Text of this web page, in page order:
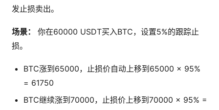
发止损卖出。
场景：
你在60000 USDT买入BTC，设置5%的跟踪止
损。
BTC涨到65000，止损价自动上移到65000 × 95%
= 61750
BTC继续涨到70000，止损价上移到70000 × 95% =